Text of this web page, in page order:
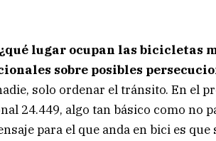
¿qué lugar ocupan las
sobre posibles
solo ordenar el tránsito. En el
24.449, algo tan básico como no
para el que anda en bici es que